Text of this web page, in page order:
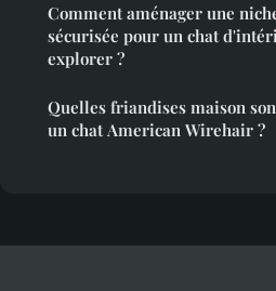
Comment aménager une
sécurisée pour un chat
explorer ?
Quelles friandises maison
un chat American Wirehair ?